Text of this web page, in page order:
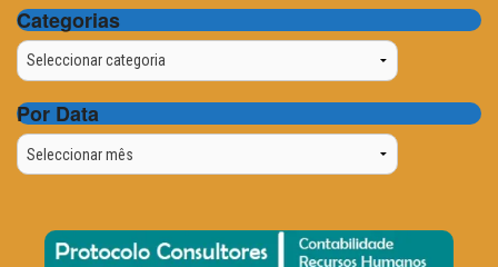
Categorias
Categorias
Por Data
Por
Data